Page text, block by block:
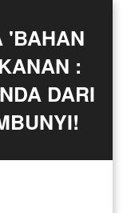
'BAHAN
:
DARI